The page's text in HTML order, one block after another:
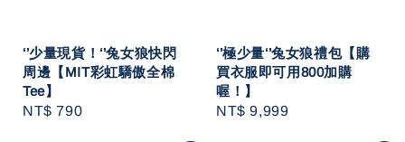
‘’少量現貨！‘’兔女狼快閃
周邊【MIT彩虹驕傲全棉
Tee】
Regular
NT$ 790
‘’極少量‘’兔女狼禮包【購
買衣服即可用800加購
喔！】
Regular
NT$ 9,999